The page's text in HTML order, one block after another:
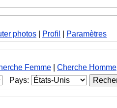
photos Profil Paramètres
Femme Cherche Homme
Pays: